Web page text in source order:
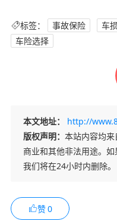
标签： 事故保险 车
车险选择
本文地址：
http://
版权声明： 本站内容均
商业和其他非法用途。如
我们将在24小时内删除。
赞0